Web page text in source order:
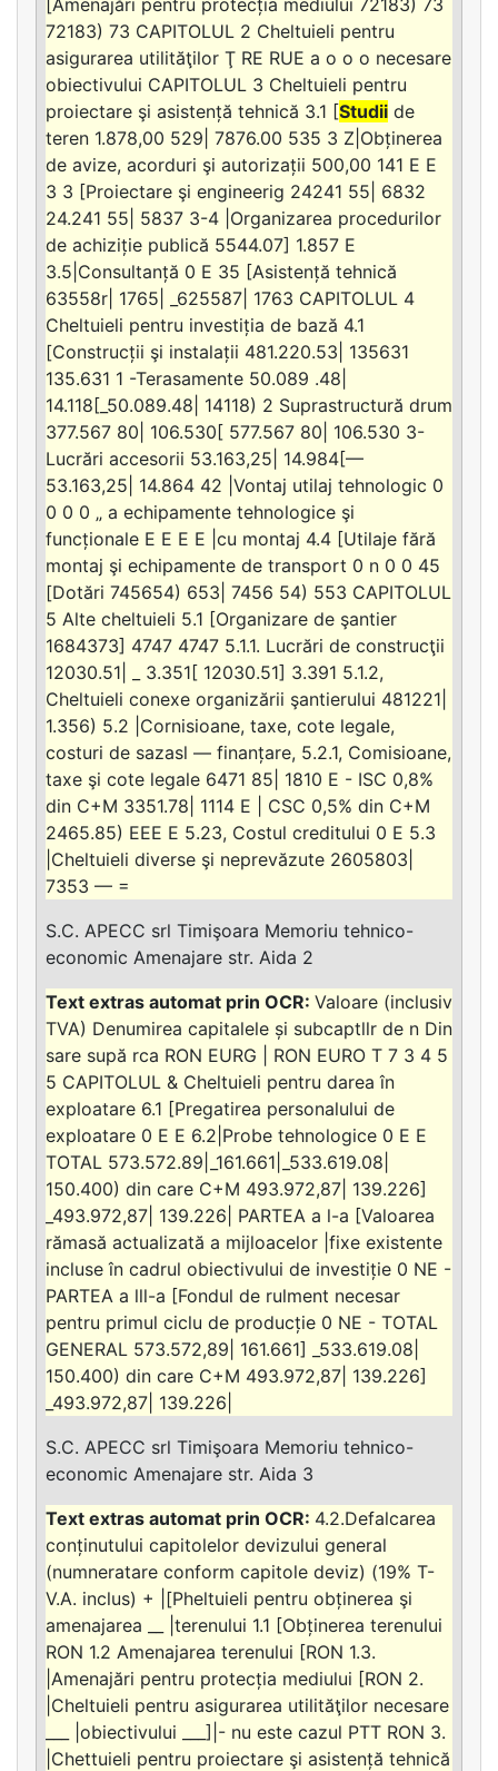
72183) 73 CAPITOLUL 2 Cheltuieli pentru
asigurarea utilităţilor Ţ RE RUE a o o o necesare
obiectivului CAPITOLUL 3 Cheltuieli pentru
proiectare şi asistență tehnică 3.1 [Studii de
teren 1.878,00 529| 7876.00 535 3 Z|Obținerea
de avize, acorduri şi autorizații 500,00 141 E E
3 3 [Proiectare şi engineerig 24241 55| 6832
24.241 55| 5837 3-4 |Organizarea procedurilor
de achiziție publică 5544.07] 1.857 E
3.5|Consultanță 0 E 35 [Asistență tehnică
63558r| 1765| _625587| 1763 CAPITOLUL 4
Cheltuieli pentru investiția de bază 4.1
[Construcții şi instalații 481.220.53| 135631
135.631 1 -Terasamente 50.089 .48|
14.118[_50.089.48| 14118) 2 Suprastructură drum
377.567 80| 106.530[ 577.567 80| 106.530 3-
Lucrări accesorii 53.163,25| 14.984[—
53.163,25| 14.864 42 |Vontaj utilaj tehnologic 0
0 0 0 „ a echipamente tehnologice şi
funcționale E E E E |cu montaj 4.4 [Utilaje fără
montaj şi echipamente de transport 0 n 0 0 45
[Dotări 745654) 653| 7456 54) 553 CAPITOLUL
5 Alte cheltuieli 5.1 [Organizare de şantier
1684373] 4747 4747 5.1.1. Lucrări de construcţii
12030.51| _ 3.351[ 12030.51] 3.391 5.1.2,
Cheltuieli conexe organizării şantierului 481221|
1.356) 5.2 |Cornisioane, taxe, cote legale,
costuri de sazasl — finanțare, 5.2.1, Comisioane,
taxe şi cote legale 6471 85| 1810 E - ISC 0,8%
din C+M 3351.78| 1114 E | CSC 0,5% din C+M
2465.85) EEE E 5.23, Costul creditului 0 E 5.3
|Cheltuieli diverse şi neprevăzute 2605803|
7353 — =
S.C. APECC srl Timişoara Memoriu tehnico-
economic Amenajare str. Aida 2
Valoare (inclusiv
TVA) Denumirea capitalele și subcaptllr de n Din
sare supă rca RON EURG | RON EURO T 7 3 4 5
5 CAPITOLUL & Cheltuieli pentru darea în
exploatare 6.1 [Pregatirea personalului de
exploatare 0 E E 6.2|Probe tehnologice 0 E E
TOTAL 573.572.89|_161.661|_533.619.08|
150.400) din care C+M 493.972,87| 139.226]
_493.972,87| 139.226| PARTEA a l-a [Valoarea
rămasă actualizată a mijloacelor |fixe existente
incluse în cadrul obiectivului de investiție 0 NE -
PARTEA a lll-a [Fondul de rulment necesar
pentru primul ciclu de producție 0 NE - TOTAL
GENERAL 573.572,89| 161.661] _533.619.08|
150.400) din care C+M 493.972,87| 139.226]
_493.972,87| 139.226|
S.C. APECC srl Timişoara Memoriu tehnico-
economic Amenajare str. Aida 3
4.2.Defalcarea
conținutului capitolelor devizului general
(numneratare conform capitole deviz) (19% T-
V.A. inclus) + |[Pheltuieli pentru obținerea şi
amenajarea __ |terenului 1.1 [Obținerea terenului
RON 1.2 Amenajarea terenului [RON 1.3.
|Amenajări pentru protecția mediului [RON 2.
|Cheltuieli pentru asigurarea utilităţilor necesare
___ |obiectivului ___]|- nu este cazul PTT RON 3.
|Chettuieli pentru proiectare şi asistență tehnică